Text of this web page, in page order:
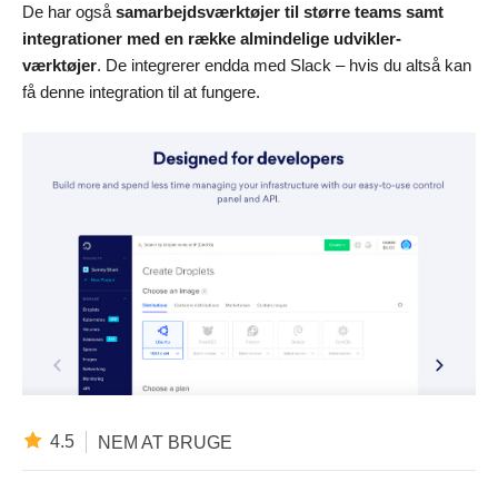
De har også samarbejdsværktøjer til større teams samt
integrationer med en række almindelige udvikler-
værktøjer. De integrerer endda med Slack – hvis du altså kan
få denne integration til at fungere.
4.5 NEM AT BRUGE